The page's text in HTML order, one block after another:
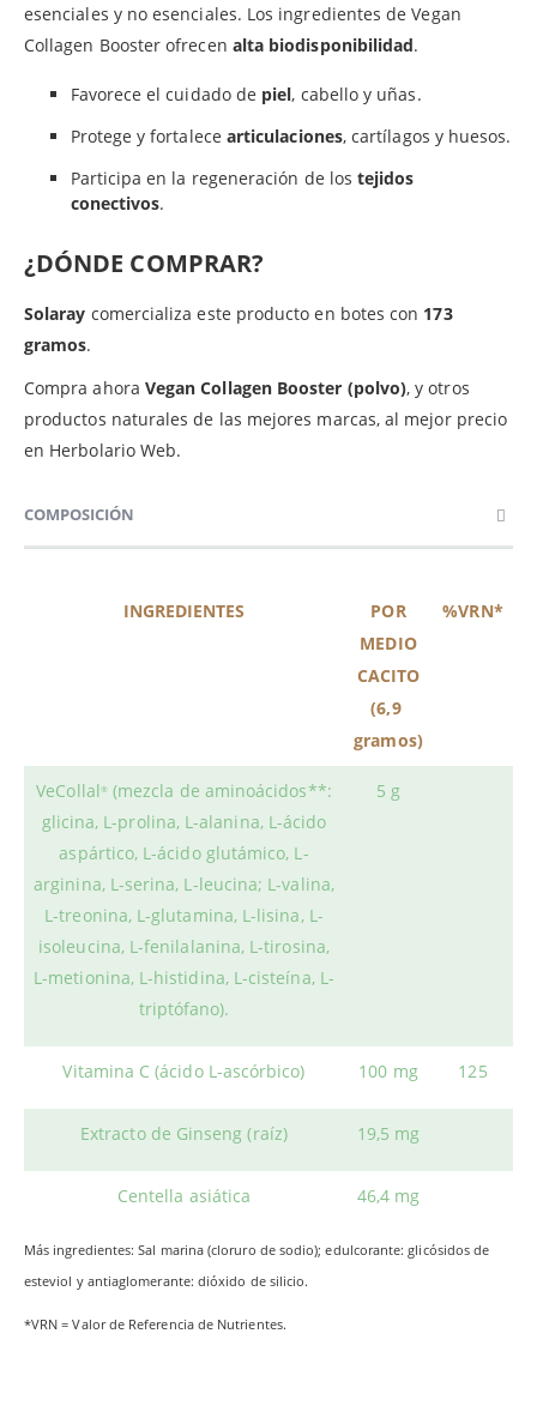
esenciales y no esenciales. Los ingredientes de Vegan
Collagen Booster ofrecen alta biodisponibilidad.
Favorece el cuidado de piel, cabello y uñas.
Protege y fortalece articulaciones, cartílagos y huesos.
Participa en la regeneración de lostejidos
conectivos.
¿DÓNDE COMPRAR?
Solaray comercializa este producto en botes con 173
gramos.
Compra ahora Vegan Collagen Booster (polvo), y otros
productos naturales de las mejores marcas, al mejor precio
en Herbolario Web.
COMPOSICIÓN
INGREDIENTES
POR
MEDIO
CACITO
(6,9
gramos)
%VRN*
VeCollal®(mezcla de aminoácidos**:
glicina, L-prolina, L-alanina, L-ácido
aspártico, L-ácido glutámico, L-
arginina, L-serina, L-leucina; L-valina,
L-treonina, L-glutamina, L-lisina, L-
isoleucina, L-fenilalanina, L-tirosina,
L-metionina, L-histidina, L-cisteína, L-
triptófano).
5 g
Vitamina C (ácido L-ascórbico) 100 mg 125
Extracto de Ginseng (raíz) 19,5 mg
Centella asiática 46,4 mg
Más ingredientes: Sal marina (cloruro de sodio); edulcorante: glicósidos de
esteviol y antiaglomerante: dióxido de silicio.
*VRN = Valor de Referencia de Nutrientes.